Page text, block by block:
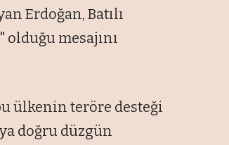
Erdoğan, Batılı
mesajını
ülkenin teröre desteği
doğru düzgün